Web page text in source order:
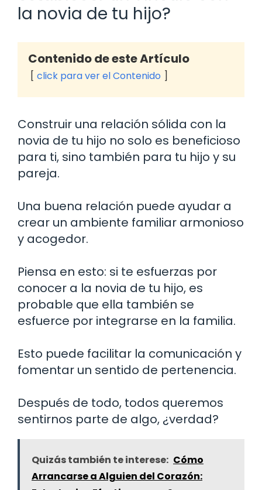
la novia de tu hijo?
Contenido de este Artículo
click para ver el Contenido
Construir una relación sólida con la
novia de tu hijo no solo es beneficioso
para ti, sino también para tu hijo y su
pareja.
Una buena relación puede ayudar a
crear un ambiente familiar armonioso
y acogedor.
Piensa en esto: si te esfuerzas por
conocer a la novia de tu hijo, es
probable que ella también se
esfuerce por integrarse en la familia.
Esto puede facilitar la comunicación y
fomentar un sentido de pertenencia.
Después de todo, todos queremos
sentirnos parte de algo, ¿verdad?
Quizás también te interese: Cómo
Arrancarse a Alguien del Corazón: